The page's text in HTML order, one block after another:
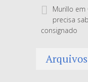
Murillo em
precisa
consignado
Arquivos